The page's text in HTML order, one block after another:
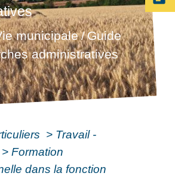
municipale/Guide
administratives
> Travail -
> Formation
dans la fonction